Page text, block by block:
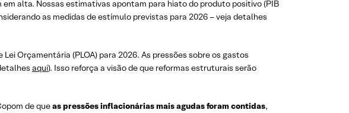
alta. Nossas estimativas apontam para hiato do produto positivo (PIB
as medidas de estímulo previstas para 2026 – veja detalhes
Orçamentária (PLOA) para 2026. As pressões sobre os gastos
aqui). Isso reforça a visão de que reformas estruturais serão
de queas pressões inflacionárias mais agudas foram contidas,